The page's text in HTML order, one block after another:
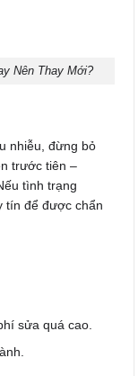
Nên Thay Mới?
nhiễu, đừng bỏ
trước tiên –
tình trạng
tín để được chẩn
sửa quá cao.